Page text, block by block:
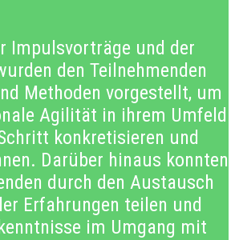
Impulsvorträge und der
den Teilnehmenden
Methoden vorgestellt, um
Agilität in ihrem Umfeld
konkretisieren und
Darüber hinaus konnten
durch den Austausch
Erfahrungen teilen und
im Umgang mit